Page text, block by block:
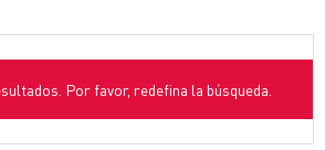
Por favor, redefina la búsqueda.